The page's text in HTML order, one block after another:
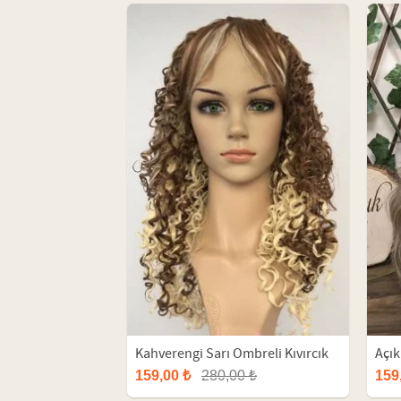
Kahverengi Sarı Ombreli Kıvırcık
Fiber Peruk
159,00 ₺ 280,00 ₺